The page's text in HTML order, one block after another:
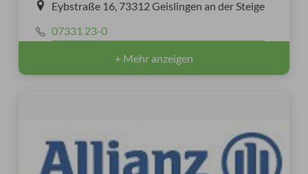
Eybstraße 16, 73312 Geislingen an der Steige
07331 23-0
+ Mehr anzeigen